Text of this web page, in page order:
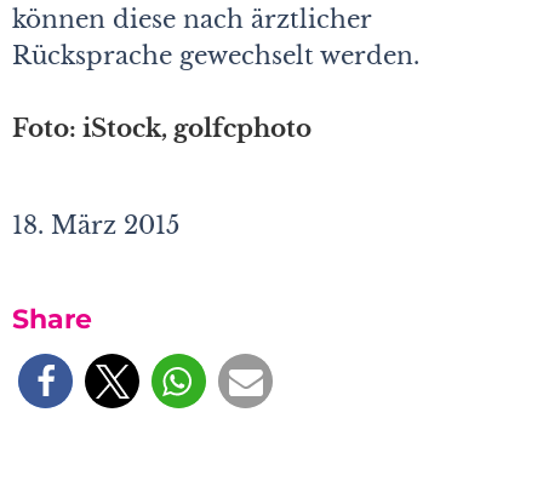
können diese nach ärztlicher
Rücksprache gewechselt werden.
Foto: iStock, golfcphoto
18. März 2015
Share